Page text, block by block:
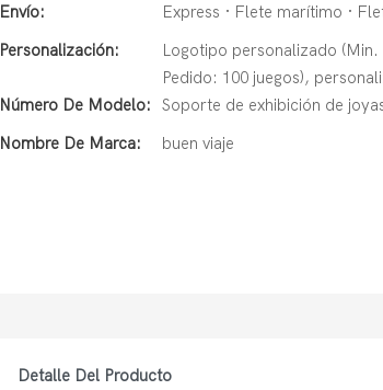
Envío:
Express · Flete marítimo ·
Personalización:
Logotipo personalizado
Pedido: 100 juegos),
Número De Modelo:
Soporte de exhibición de
Nombre De Marca:
buen viaje
Detalle Del Producto